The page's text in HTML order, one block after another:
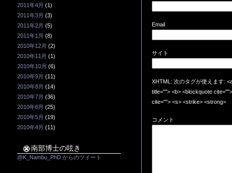
2011年4月 (1)
2011年3月 (3)
2011年2月 (5)
2011年1月 (8)
2010年12月 (2)
2010年11月 (1)
2010年10月 (6)
2010年9月 (11)
2010年8月 (14)
2010年7月 (36)
2010年6月 (25)
2010年5月 (19)
2010年4月 (11)
南部博士の呟き
@K_Nambu_PhD からのツイート
Email
サイト
XHTML: 次のタグが使えます:
title=""> <b> <blockquote
cite=""> <s> <strike> <strong>
コメント